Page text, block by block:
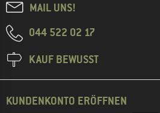
MAIL UNS!
044 522 02 17
KAUF BEWUSST
KUNDENKONTO ERÖFFNEN